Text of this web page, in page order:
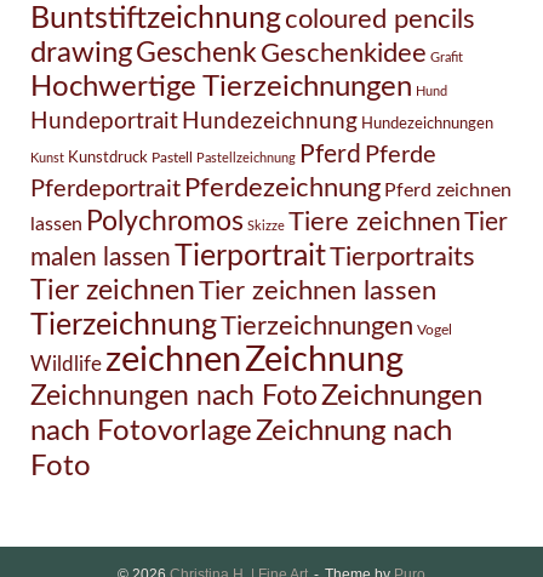
Buntstiftzeichnungcoloured pencils
drawingGeschenkGeschenkidee Grafit
Hochwertige Tierzeichnungen Hund
Hundeportrait Hundezeichnung Hundezeichnungen
Kunst Kunstdruck Pastell Pastellzeichnung Pferd Pferde
Pferdeportrait Pferdezeichnung Pferd zeichnen
lassen Polychromos Skizze Tiere zeichnenTier
malen lassenTierportraitTierportraits
Tier zeichnenTier zeichnen lassen
TierzeichnungTierzeichnungen Vogel
WildlifezeichnenZeichnung
Zeichnungen nach FotoZeichnungen
nach FotovorlageZeichnung nach
Foto